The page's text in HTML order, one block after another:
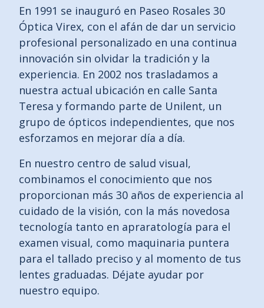
En 1991 se inauguró en Paseo Rosales 30
Óptica Virex, con el afán de dar un servicio
profesional personalizado en una continua
innovación sin olvidar la tradición y la
experiencia. En 2002 nos trasladamos a
nuestra actual ubicación en calle Santa
Teresa y formando parte de Unilent, un
grupo de ópticos independientes, que nos
esforzamos en mejorar día a día.
En nuestro centro de salud visual,
combinamos el conocimiento que nos
proporcionan más 30 años de experiencia al
cuidado de la visión, con la más novedosa
tecnología tanto en apraratología para el
examen visual, como maquinaria puntera
para el tallado preciso y al momento de tus
lentes graduadas. Déjate ayudar por
nuestro equipo.